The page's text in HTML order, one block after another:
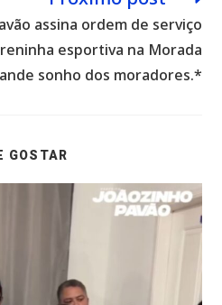
assina ordem de serviço
esportiva na Morada
sonho dos moradores.*
GOSTAR